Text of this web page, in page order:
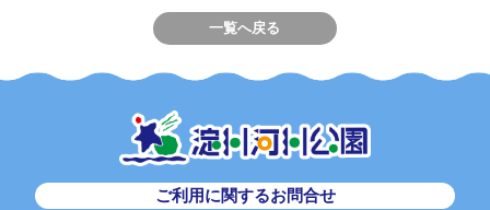
一覧へ戻る
ご利用に関するお問合せ